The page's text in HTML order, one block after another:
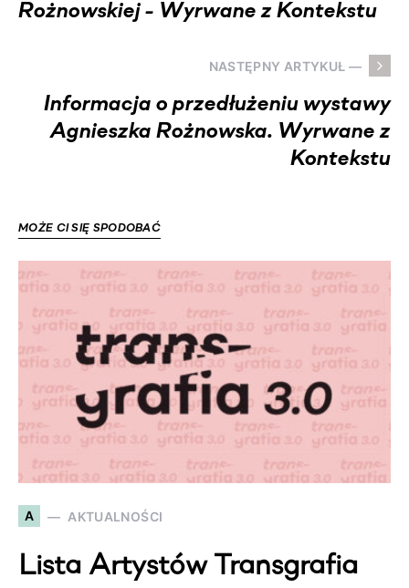
Rożnowskiej - Wyrwane z Kontekstu
NASTĘPNY ARTYKUŁ —
Informacja o przedłużeniu wystawy
Agnieszka Rożnowska. Wyrwane z
Kontekstu
MOŻE CI SIĘ SPODOBAĆ
A AKTUALNOŚCI
Lista Artystów Transgrafia